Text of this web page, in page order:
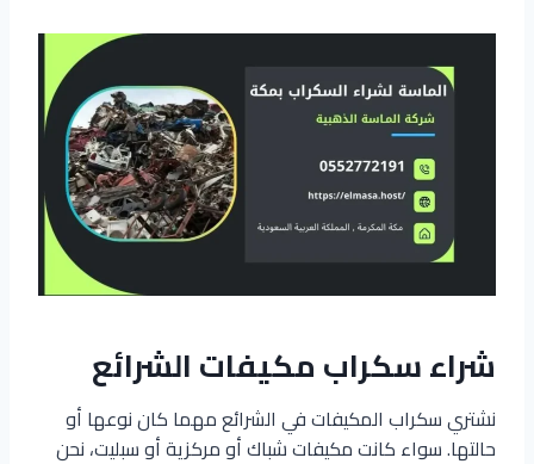
شراء سكراب مكيفات الشرائع
نشتري سكراب المكيفات في الشرائع مهما كان نوعها أو
حالتها. سواء كانت مكيفات شباك أو مركزية أو سبليت، نحن